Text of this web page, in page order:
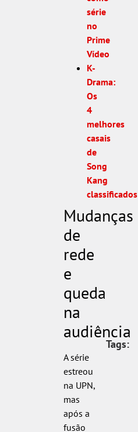
série
no
Prime
Vídeo
K-
Drama:
Os
4
melhores
casais
de
Song
Kang
classificados
Mudanças
de
rede
e
queda
na
audiência
A série
estreou
na UPN,
mas
após a
fusão
Tags: